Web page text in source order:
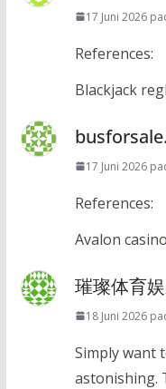
17 Juni 2026
References:
Blackjack
17 Juni 2026
References:
Avalon casino
璀璨体育
18 Juni 2026
Simply want
astonishing.